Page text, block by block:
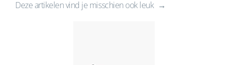
Deze artikelen vind je misschien ook leuk